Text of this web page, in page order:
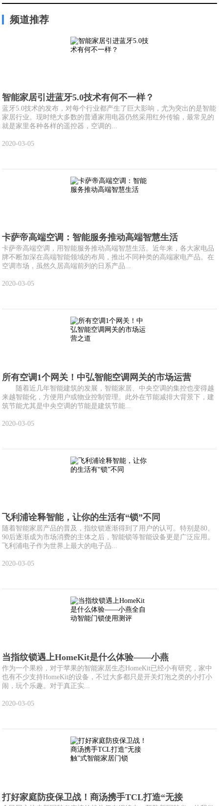
频道推荐
智能家居引进蓝牙5.0技术有何不一样？
蓝牙5.0技术的发布，对每个行业都产生了巨大影响，尤为突出的是智能
家居行业。现时绝大多数的普通家用电器仍然采用红外传输，最常见的
就是家里各种各样的遥控器，空调的...
2020-03-05
卡萨帝高端空调：智能服务推动高端智慧生活
卡萨帝高端空调，用智能服务推动高端智慧生活。近年来，各大家电品
牌不断加深在高端智能领域的布局，推出不同种类的高端家电产品。在
空调市场，虽然久居高端前列的日系产品...
2020-03-05
所有空调1个网关！中弘智能空调网关的市场运营
随着近几年智能建筑的发展，智能家居、中央空调的集控也变得越
来越智能化，方便用户或物业控制管理。此外在节能减排大背景下，建
筑节能尤其是中央空调的节能是建筑节能...
2020-03-05
飞利浦诠释智能，让你的生活有“锁”不同
随着智能家居产品的普及，指纹锁逐渐得到了用户的认可。特别是80、
90后逐渐成为市场消费的主体之后，智能锁等智能设备更是广泛应用。
飞利浦电子作为世界上最大的电子品...
2020-03-05
当指纹锁遇上HomeKit是什么体验——小燕
作为一个果粉，对于苹果的智能家居生态HomeKit已经小有研究，家中
也有不少支持HomeKit的设备，不过大多都只是开关灯泡之类的小打小
闹，玩个乐趣。对于真正实...
2020-03-05
打好家庭防疫保卫战！商汤携手TCL打造“无接